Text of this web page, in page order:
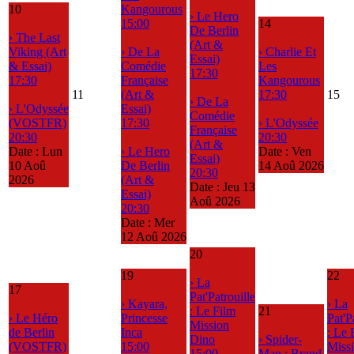
10
› The Last
Viking (Art
& Essai)
17:30
› L'Odyssée
(VOSTFR)
20:30
Date : Lun
10 Aoû
2026
11
Kangourous
15:00
› De La
Comédie
Française
(Art &
Essai)
17:30
› Le Hero
De Berlin
(Art &
Essai)
20:30
Date : Mer
12 Aoû 2026
› Le Hero
De Berlin
(Art &
Essai)
17:30
› De La
Comédie
Française
(Art &
Essai)
20:30
Date : Jeu 13
Aoû 2026
14
› Charlie Et
Les
Kangourous
17:30
› L'Odyssée
20:30
Date : Ven
14 Aoû 2026
15
17
› Le Héro
de Berlin
(VOSTFR)
19
› Kayara,
Princesse
Inca
15:00
20
› La
Pat'Patrouille
: Le Film
Mission
Dino
21
› Spider-
22
› La
: Le